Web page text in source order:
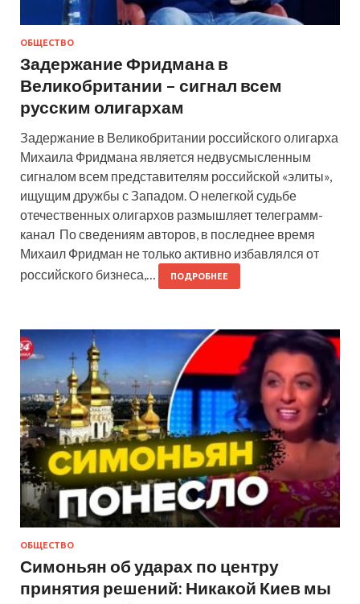
ОБЩЕСТВО
Задержание Фридмана в
Великобритании – сигнал всем
русским олигархам
Задержание в Великобритании российского олигарха
Михаила Фридмана является недвусмысленным
сигналом всем представителям российской «элиты»,
ищущим дружбы с Западом. О нелегкой судьбе
отечественных олигархов размышляет телеграмм-
канал По сведениям авторов, в последнее время
Михаил Фридман не только активно избавлялся от
российского бизнеса,…
ПОДРОБНЕЕ
ОБЩЕСТВО
Симоньян об ударах по центру
принятия решений: Никакой Киев мы